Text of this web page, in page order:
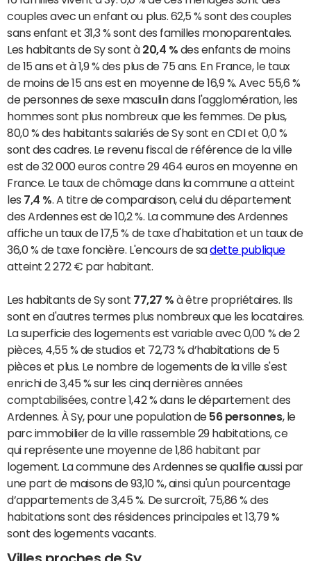
couples avec un enfant ou plus. 62,5 % sont des couples
sans enfant et 31,3 % sont des familles monoparentales.
Les habitants de Sy sont à 20,4 % des enfants de moins
de 15 ans et à 1,9 % des plus de 75 ans. En France, le taux
de moins de 15 ans est en moyenne de 16,9 %. Avec 55,6 %
de personnes de sexe masculin dans l'agglomération, les
hommes sont plus nombreux que les femmes. De plus,
80,0 % des habitants salariés de Sy sont en CDI et 0,0 %
sont des cadres. Le revenu fiscal de référence de la ville
est de 32 000 euros contre 29 464 euros en moyenne en
France. Le taux de chômage dans la commune a atteint
les 7,4 % . A titre de comparaison, celui du département
des Ardennes est de 10,2 %. La commune des Ardennes
affiche un taux de 17,5 % de taxe d'habitation et un taux de
36,0 % de taxe foncière. L'encours de sadette publique
atteint 2 272 € par habitant.
Les habitants de Sy sont 77,27 % à être propriétaires. Ils
sont en d'autres termes plus nombreux que les locataires.
La superficie des logements est variable avec 0,00 % de 2
pièces, 4,55 % de studios et 72,73 % d’habitations de 5
pièces et plus. Le nombre de logements de la ville s'est
enrichi de 3,45 % sur les cinq dernières années
comptabilisées, contre 1,42 % dans le département des
Ardennes. À Sy, pour une population de 56 personnes, le
parc immobilier de la ville rassemble 29 habitations, ce
qui représente une moyenne de 1,86 habitant par
logement. La commune des Ardennes se qualifie aussi par
une part de maisons de 93,10 %, ainsi qu'un pourcentage
d’appartements de 3,45 %. De surcroît, 75,86 % des
habitations sont des résidences principales et 13,79 %
sont des logements vacants.
Villes proches de Sy